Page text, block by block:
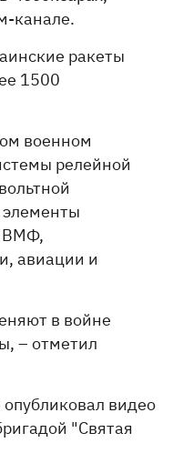
канале.
ракеты
1500
военном
релейной
ВМФ,
авиации и
в войне
– отметил
видео
"Святая